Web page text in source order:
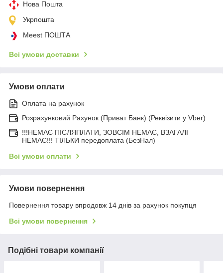
Нова Пошта
Укрпошта
Meest ПОШТА
Всі умови доставки
Умови оплати
Оплата на рахунок
Розрахунковий Рахунок (Приват Банк) (Реквізити у Vber)
!!!НЕМАЄ ПІСЛЯПЛАТИ, ЗОВСІМ НЕМАЄ, ВЗАГАЛІ
НЕМАЄ!!! ТІЛЬКИ передоплата (БезНал)
Всі умови оплати
Умови повернення
Повернення товару впродовж 14 днів за рахунок покупця
Всі умови повернення
Подібні товари компанії